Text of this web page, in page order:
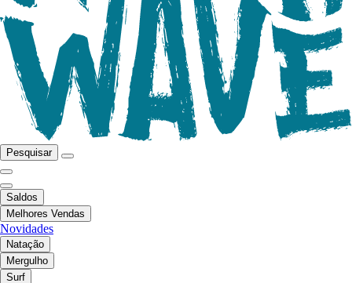
Pesquisar
Saldos
Melhores Vendas
Novidades
Natação
Mergulho
Surf